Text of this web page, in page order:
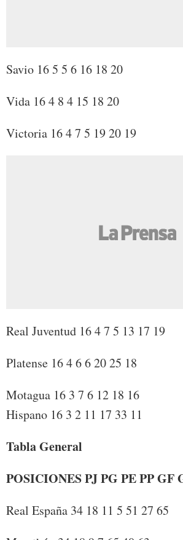
Savio 16 5 5 6 16 18 20
Vida 16 4 8 4 15 18 20
Victoria 16 4 7 5 19 20 19
Real Juventud 16 4 7 5 13 17 19
Platense 16 4 6 6 20 25 18
Motagua 16 3 7 6 12 18 16
Hispano 16 3 2 11 17 33 11
Tabla General
POSICIONES PJ PG PE PP GF
Real España 34 18 11 5 51 27 65